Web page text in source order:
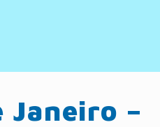
Janeiro –